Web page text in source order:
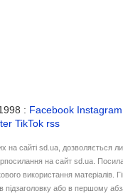
: Facebook Instagram
TikTok rss
на сайті sd.ua, дозволяється
на сайт sd.ua.
використання матеріалів.
або в першому